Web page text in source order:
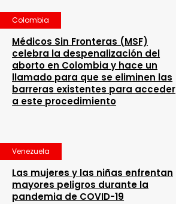
Colombia
Médicos Sin Fronteras (MSF)
celebra la despenalización del
aborto en Colombia y hace un
llamado para que se eliminen las
barreras existentes para acceder
a este procedimiento
Venezuela
Las mujeres y las niñas enfrentan
mayores peligros durante la
pandemia de COVID-19